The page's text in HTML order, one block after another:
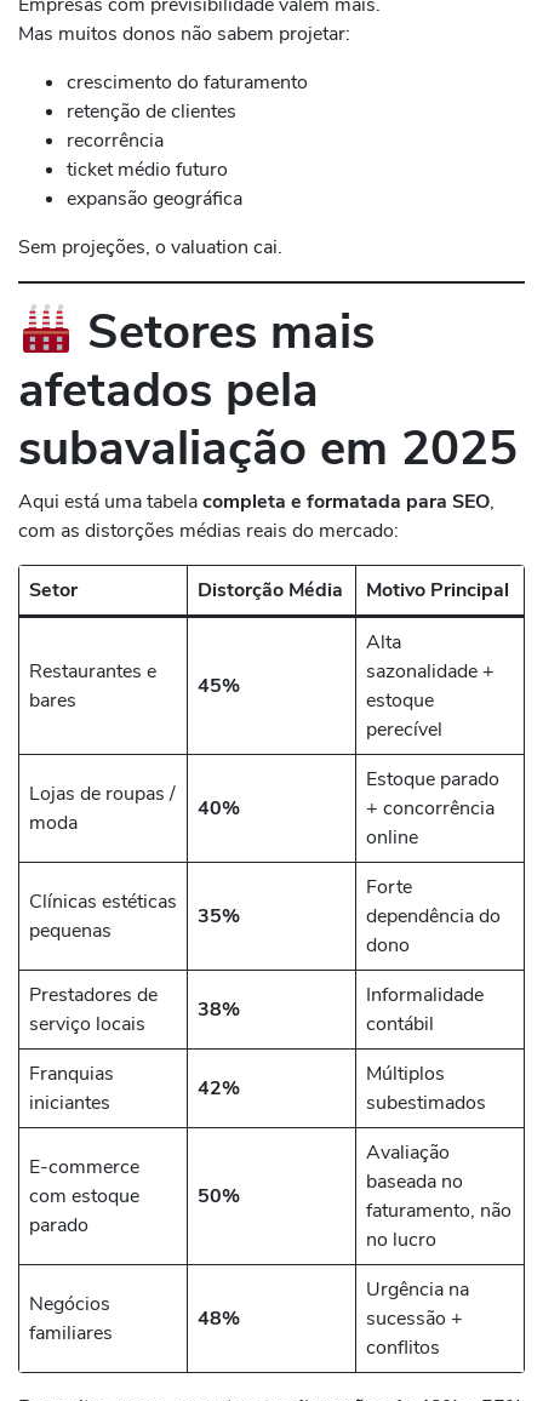
Mas muitos donos não sabem projetar:
crescimento do faturamento
retenção de clientes
recorrência
ticket médio futuro
expansão geográfica
Sem projeções, o valuation cai.
Setores mais
afetados pela
subavaliação em 2025
Aqui está uma tabelacompleta e formatada para SEO,
com as distorções médias reais do mercado:
Setor Distorção Média Motivo Principal
Restaurantes e
bares
45%
Alta
sazonalidade +
estoque
perecível
Lojas de roupas /
moda
40%
Estoque parado
+ concorrência
online
Clínicas estéticas
pequenas
35%
Forte
dependência do
dono
Prestadores de
serviço locais
38%
Informalidade
contábil
Franquias
iniciantes
42%
Múltiplos
subestimados
E-commerce
com estoque
parado
50%
Avaliação
baseada no
faturamento, não
no lucro
Negócios
familiares
48%
Urgência na
sucessão +
conflitos